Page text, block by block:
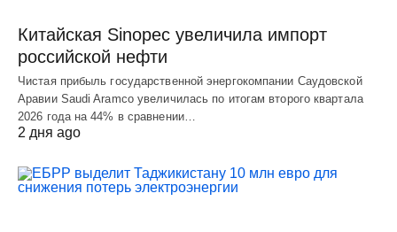
Китайская Sinopec увеличила импорт
российской нефти
Чистая прибыль государственной энергокомпании Саудовской
Аравии Saudi Aramco увеличилась по итогам второго квартала
2026 года на 44% в сравнении…
2 дня ago